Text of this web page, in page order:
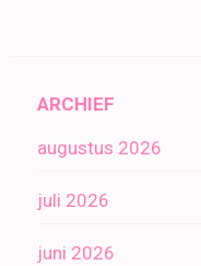
ARCHIEF
augustus 2026
juli 2026
juni 2026